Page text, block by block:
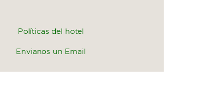
Políticas del hotel
Envianos un Email